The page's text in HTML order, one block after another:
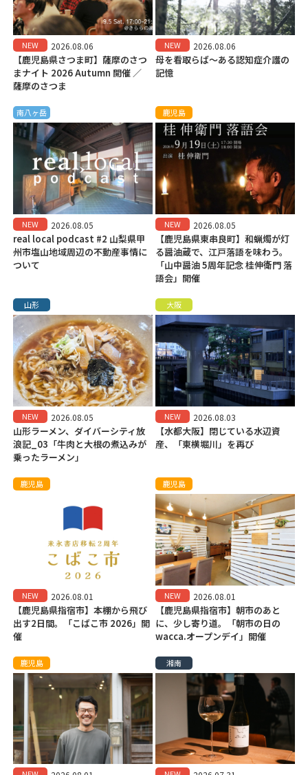
NEW 2026.08.06
【鹿児島県さつま町】薩摩のさつ
まナイト 2026 Autumn 開催 ／
薩摩のさつま
NEW 2026.08.06
母を看取らば～ある認知症介護の
記憶
南八ヶ岳
NEW 2026.08.05
real local podcast #2 山梨県甲
州市塩山地域周辺の不動産事情に
ついて
鹿児島
NEW 2026.08.05
【鹿児島県東串良町】和蝋燭が灯
る醤油蔵で、江戸落語を味わう。
「山中醤油 5周年記念 桂伸衛門 落
語会」開催
山形
NEW 2026.08.05
山形ラーメン、ダイバーシティ放
浪記_03「牛肉と大根の煮込みが
乗ったラーメン」
大阪
NEW 2026.08.03
【水都大阪】閉じている水辺資
産、「東横堀川」を再び
鹿児島
NEW 2026.08.01
【鹿児島県指宿市】本棚から飛び
出す2日間。「こばこ市 2026」開
催
鹿児島
NEW 2026.08.01
【鹿児島県指宿市】朝市のあと
に、少し寄り道。「朝市の日の
wacca.オープンデイ」開催
鹿児島 湘南